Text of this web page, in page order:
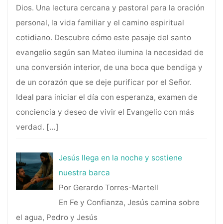
Dios. Una lectura cercana y pastoral para la oración
personal, la vida familiar y el camino espiritual
cotidiano. Descubre cómo este pasaje del santo
evangelio según san Mateo ilumina la necesidad de
una conversión interior, de una boca que bendiga y
de un corazón que se deje purificar por el Señor.
Ideal para iniciar el día con esperanza, examen de
conciencia y deseo de vivir el Evangelio con más
verdad. […]
Jesús llega en la noche y sostiene
nuestra barca
Por Gerardo Torres-Martell
En Fe y Confianza, Jesús camina sobre
el agua, Pedro y Jesús